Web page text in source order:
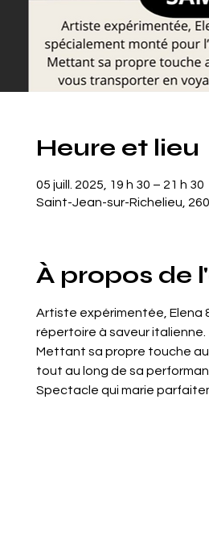
Heure et lieu
05 juill. 2025, 19 h 30 – 21 h 30
Saint-Jean-sur-Richelieu,
À propos de
Artiste expérimentée, Elena
répertoire à saveur italienne.
Mettant sa propre touche
tout au long de sa
Spectacle qui marie